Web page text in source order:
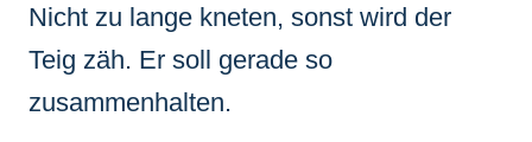
Nicht zu lange kneten, sonst wird der
Teig zäh. Er soll gerade so
zusammenhalten.